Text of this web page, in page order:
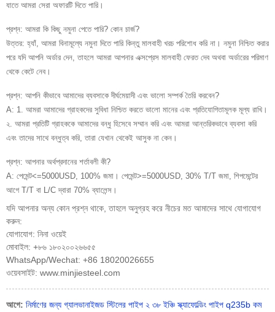
যাতে আমরা সেরা অফারটি দিতে পারি।
প্রশ্ন: আমরা কি কিছু নমুনা পেতে পারি? কোন চার্জ?
উত্তর: হ্যাঁ, আমরা বিনামূল্যে নমুনা দিতে পারি কিন্তু মালবাহী খরচ পরিশোধ করি না। নমুনা নিশ্চিত করার
পরে যদি আপনি অর্ডার দেন, তাহলে আমরা আপনার এক্সপ্রেস মালবাহী ফেরত দেব অথবা অর্ডারের পরিমাণ
থেকে কেটে নেব।
প্রশ্ন: আপনি কীভাবে আমাদের ব্যবসাকে দীর্ঘমেয়াদী এবং ভালো সম্পর্ক তৈরি করবেন?
A: 1. আমরা আমাদের গ্রাহকদের সুবিধা নিশ্চিত করতে ভালো মানের এবং প্রতিযোগিতামূলক মূল্য রাখি।
২. আমরা প্রতিটি গ্রাহককে আমাদের বন্ধু হিসেবে সম্মান করি এবং আমরা আন্তরিকভাবে ব্যবসা করি
এবং তাদের সাথে বন্ধুত্ব করি, তারা যেখান থেকেই আসুক না কেন।
প্রশ্ন: আপনার অর্থপ্রদানের শর্তাবলী কী?
A: পেমেন্ট<=5000USD, 100% জমা। পেমেন্ট>=5000USD, 30% T/T জমা, শিপমেন্টের
আগে T/T বা L/C দ্বারা 70% ব্যালেন্স।
যদি আপনার অন্য কোন প্রশ্ন থাকে, তাহলে অনুগ্রহ করে নীচের মত আমাদের সাথে যোগাযোগ
করুন:
যোগাযোগ: নিনা ওয়েই
মোবাইল: +৮৬ ১৮০২০০২৬৬৫৫
WhatsApp/Wechat: +86 18020026655
ওয়েবসাইট: www.minjiesteel.com
আগে: নির্মাণের জন্য গ্যালভানাইজড স্টিলের পাইপ ২ ৩৮ ইঞ্চি স্ক্যাফোল্ডিং পাইপ q235b কম